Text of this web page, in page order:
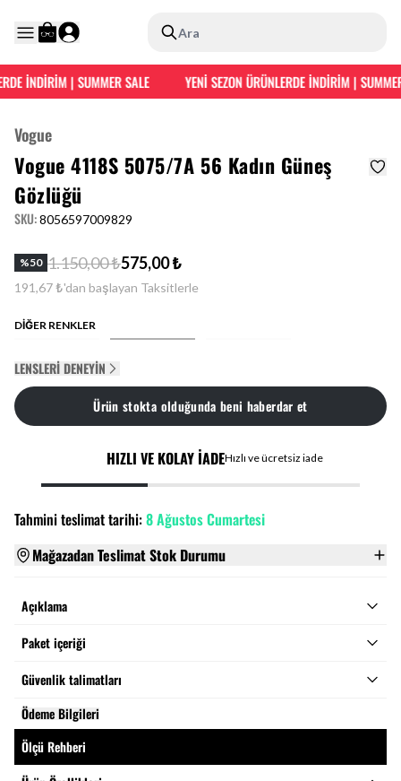
Ara
İNDİRİM | SUMMER SALE YENİ SEZON ÜRÜNLERDE İNDİRİM | SUMMER
Vogue
Vogue 4118S 5075/7A 56 Kadın Güneş
Gözlüğü
SKU:8056597009829
%50 1.150,00 ₺575,00 ₺
191,67 ₺'dan başlayan Taksitlerle
DİĞER RENKLER
LENSLERI DENEYIN
Ürün stokta olduğunda beni haberdar et
HIZLI VE KOLAY İADEHızlı ve ücretsiz iade
Tahmini teslimat tarihi:8 Ağustos Cumartesi
Mağazadan Teslimat Stok Durumu
Açıklama
Paket içeriği
Güvenlik talimatları
Ödeme Bilgileri
Ölçü Rehberi